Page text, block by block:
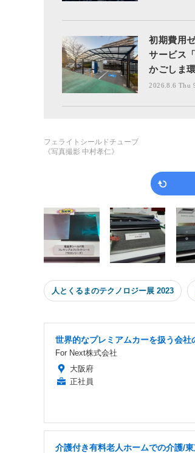
初期費用
サービス
かごしま
2026.8.6 Thu
《写真撮影 中村孝仁》
フェライトシールドチューブ
人とくるまのテクノロジー展 2023
世界的なプレミアムカーを扱う会社
For Next株式会社
大阪府
正社員
介護付き有料老人ホームでの介護/